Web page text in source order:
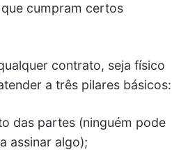
cumpram certos
contrato, seja físico
a três pilares básicos:
das partes (ninguém pode
assinar algo);